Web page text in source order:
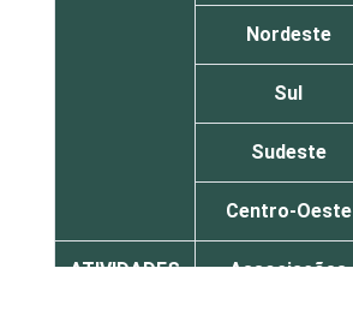
Nordeste
Sul
Sudeste
Centro-Oeste
ATIVIDADES
Associações